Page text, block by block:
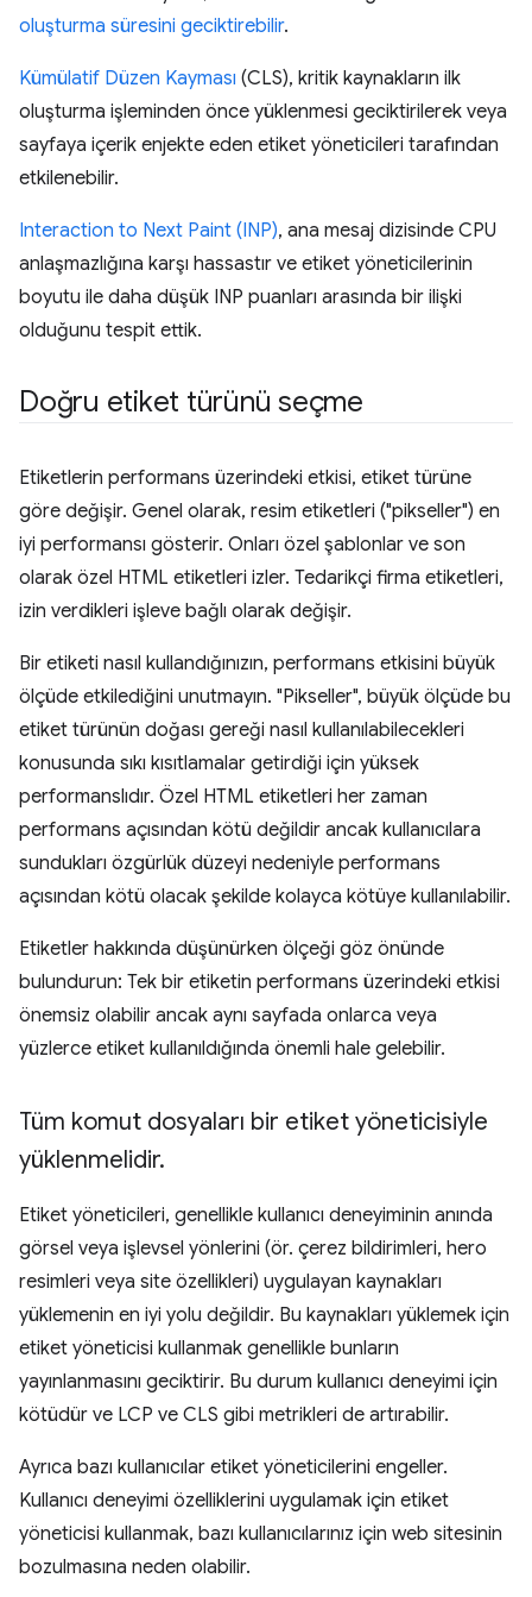
oluşturma süresini geciktirebilir.
Kümülatif Düzen Kayması (CLS), kritik kaynakların ilk
oluşturma işleminden önce yüklenmesi geciktirilerek veya
sayfaya içerik enjekte eden etiket yöneticileri tarafından
etkilenebilir.
Interaction to Next Paint (INP), ana mesaj dizisinde CPU
anlaşmazlığına karşı hassastır ve etiket yöneticilerinin
boyutu ile daha düşük INP puanları arasında bir ilişki
olduğunu tespit ettik.
Doğru etiket türünü seçme
Etiketlerin performans üzerindeki etkisi, etiket türüne
göre değişir. Genel olarak, resim etiketleri ("pikseller") en
iyi performansı gösterir. Onları özel şablonlar ve son
olarak özel HTML etiketleri izler. Tedarikçi firma etiketleri,
izin verdikleri işleve bağlı olarak değişir.
Bir etiketi nasıl kullandığınızın, performans etkisini büyük
ölçüde etkilediğini unutmayın. "Pikseller", büyük ölçüde bu
etiket türünün doğası gereği nasıl kullanılabilecekleri
konusunda sıkı kısıtlamalar getirdiği için yüksek
performanslıdır. Özel HTML etiketleri her zaman
performans açısından kötü değildir ancak kullanıcılara
sundukları özgürlük düzeyi nedeniyle performans
açısından kötü olacak şekilde kolayca kötüye kullanılabilir.
Etiketler hakkında düşünürken ölçeği göz önünde
bulundurun: Tek bir etiketin performans üzerindeki etkisi
önemsiz olabilir ancak aynı sayfada onlarca veya
yüzlerce etiket kullanıldığında önemli hale gelebilir.
Tüm komut dosyaları bir etiket yöneticisiyle
yüklenmelidir.
Etiket yöneticileri, genellikle kullanıcı deneyiminin anında
görsel veya işlevsel yönlerini (ör. çerez bildirimleri, hero
resimleri veya site özellikleri) uygulayan kaynakları
yüklemenin en iyi yolu değildir. Bu kaynakları yüklemek için
etiket yöneticisi kullanmak genellikle bunların
yayınlanmasını geciktirir. Bu durum kullanıcı deneyimi için
kötüdür ve LCP ve CLS gibi metrikleri de artırabilir.
Ayrıca bazı kullanıcılar etiket yöneticilerini engeller.
Kullanıcı deneyimi özelliklerini uygulamak için etiket
yöneticisi kullanmak, bazı kullanıcılarınız için web sitesinin
bozulmasına neden olabilir.